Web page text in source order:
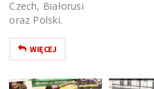
Czech, Białorusi
oraz Polski.
WIĘCEJ